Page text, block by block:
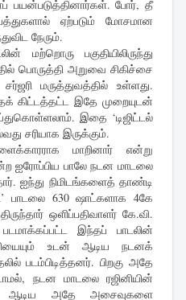
பயன்படுத்தினார்கள். போர், தீ
ஏற்படும் மோசமான
நேரும்.
மற்றொரு பகுதியிலிருந்து
பொருத்தி அறுவை சிகிச்சை
மருத்துவத்தில் உள்ளது.
கிட்டத்தட்ட இதே முறையுடன்
இதை ‘டிஜிட்டல்
சரியாக இருக்கும்.
மாறினார் என்று
ஐரோப்பிய பாலே நடன மாடலை
ஐந்து நிமிடங்களைத் தாண்டி
பாடலை 630 ஷாட்களாக 4கே
ஒளிப்பதிவாளர் கே.வி.
இந்தப் பாடலின்
உடன் ஆடிய நடனக்
படம்பிடித்தனர். பிறகு அதே
நடன மாடலை ரஜினியின்
ஆடிய அதே அசைவுகளை